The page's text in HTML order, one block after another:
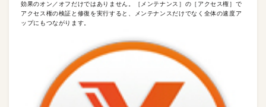
効果のオン／オフだけではありません。［メンテナンス］の［アクセス権］で
アクセス権の検証と修復を実行すると、メンテナンスだけでなく全体の速度ア
ップにもつながります。